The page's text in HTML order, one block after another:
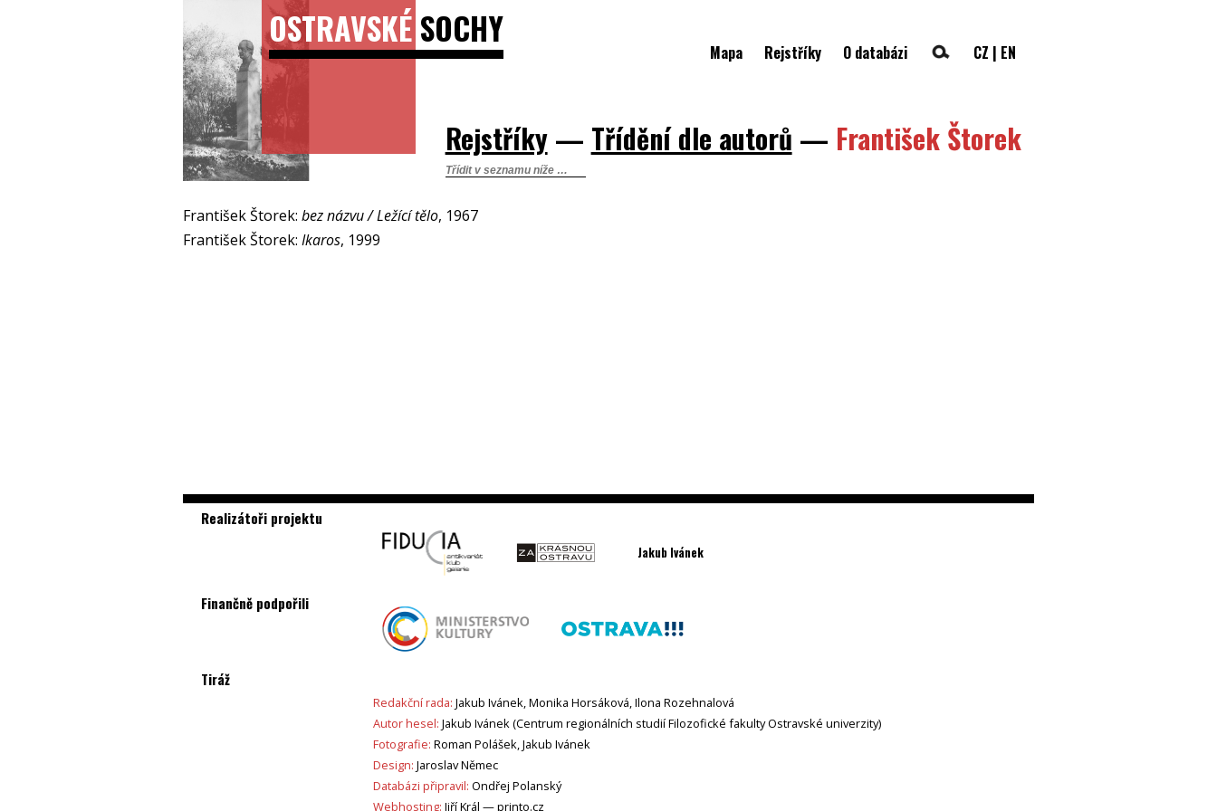
OSTRAVSKÉSOCHY
Mapa Rejstříky O databázi CZ | EN
Rejstříky— Třídění dle autorů — František Štorek
František Štorek: bez názvu / Ležící tělo, 1967
František Štorek: Ikaros, 1999
Realizátoři projektu
Jakub Ivánek
Finančně podpořili
Tiráž
Redakční rada: Jakub Ivánek, Monika Horsáková, Ilona Rozehnalová
Autor hesel: Jakub Ivánek (Centrum regionálních studií Filozofické fakulty Ostravské univerzity)
Fotografie: Roman Polášek, Jakub Ivánek
Design: Jaroslav Němec
Databázi připravil: Ondřej Polanský
Webhosting: Jiří Král —printo.cz